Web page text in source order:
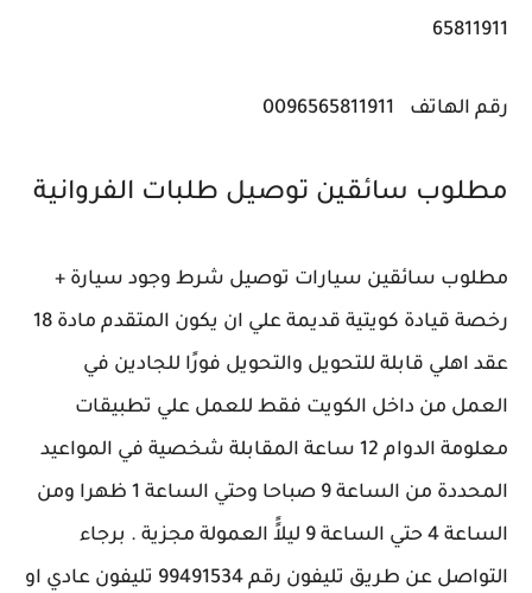
65811911
رقم الهاتف 0096565811911
مطلوب سائقين توصيل طلبات ‎الفروانية
مطلوب سائقين سيارات توصيل شرط وجود سيارة +
رخصة قيادة كويتية قديمة علي ان يكون المتقدم مادة 18
عقد اهلي قابلة للتحويل والتحويل فورًا للجادين في
العمل من داخل الكويت فقط للعمل علي تطبيقات
معلومة الدوام 12 ساعة المقابلة شخصية في المواعيد
المحددة من الساعة 9 صباحا وحتي الساعة 1 ظهرا ومن
الساعة 4 حتي الساعة 9 ليلاًً العمولة مجزية . برجاء
التواصل عن طريق تليفون رقم 99491534 تليفون عادي او